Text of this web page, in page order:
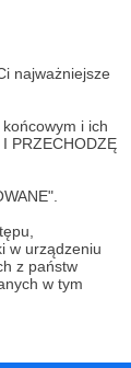
najważniejsze
i ich
PRZECHODZĘ
w urządzeniu
z państw
w tym